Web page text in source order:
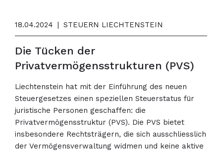
18.04.2024 | STEUERN LIECHTENSTEIN
Die Tücken der
Privatvermögensstrukturen (PVS)
Liechtenstein hat mit der Einführung des neuen
Steuergesetzes einen speziellen Steuerstatus für
juristische Personen geschaffen: die
Privatvermögensstruktur (PVS). Die PVS bietet
insbesondere Rechtsträgern, die sich ausschliesslich
der Vermögensverwaltung widmen und keine aktive